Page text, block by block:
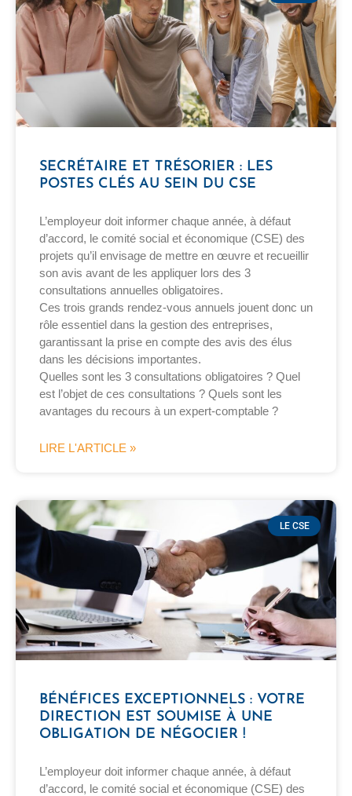
SECRÉTAIRE ET TRÉSORIER : LES
POSTES CLÉS AU SEIN DU CSE
L’employeur doit informer chaque année, à défaut
d’accord, le comité social et économique (CSE) des
projets qu’il envisage de mettre en œuvre et recueillir
son avis avant de les appliquer lors des 3
consultations annuelles obligatoires.
Ces trois grands rendez-vous annuels jouent donc un
rôle essentiel dans la gestion des entreprises,
garantissant la prise en compte des avis des élus
dans les décisions importantes.
Quelles sont les 3 consultations obligatoires ? Quel
est l’objet de ces consultations ? Quels sont les
avantages du recours à un expert-comptable ?
LIRE L'ARTICLE »
LE CSE
BÉNÉFICES EXCEPTIONNELS : VOTRE
DIRECTION EST SOUMISE À UNE
OBLIGATION DE NÉGOCIER !
L’employeur doit informer chaque année, à défaut
d’accord, le comité social et économique (CSE) des